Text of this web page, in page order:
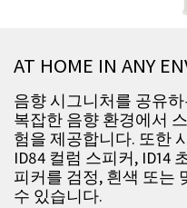
AT HOME IN ANY
음향 시그니처를 공유
복잡한 음향 환경에서
험을 제공합니다. 또한
ID84 컬럼 스피커, ID14
피커를 검정, 흰색 또는
수 있습니다.